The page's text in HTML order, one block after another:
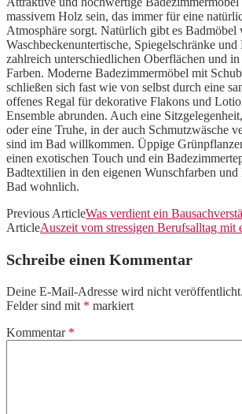
massivem Holz sein, das immer für eine
Atmosphäre sorgt. Natürlich gibt es Badmöbel
Waschbeckenuntertische, Spiegelschränke und
zahlreich unterschiedlichen Oberflächen und in
Farben. Moderne Badezimmermöbel mit
schließen sich fast wie von selbst durch eine
offenes Regal für dekorative Flakons und
Ensemble abrunden. Auch eine
oder eine Truhe, in der auch Schmutzwäsche
sind im Bad willkommen. Üppige
einen exotischen Touch und ein
Badtextilien in den eigenen Wunschfarben und
Bad wohnlich.
Previous ArticleWas verdient ein
ArticleAuszeit vom stressigen Berufsalltag mit
Schreibe einen Kommentar
Deine E-Mail-Adresse wird nicht veröffentlicht.
Felder sind mit * markiert
Kommentar *